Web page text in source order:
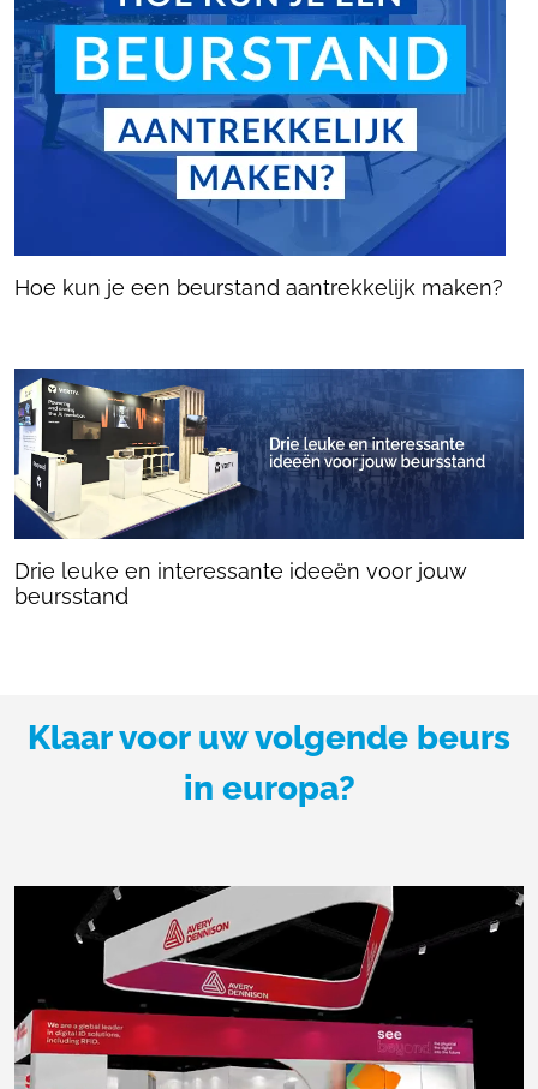
Hoe kun je een beurstand aantrekkelijk maken?
Drie leuke en interessante ideeën voor jouw
beursstand
Klaar voor uw volgende beurs
in europa?